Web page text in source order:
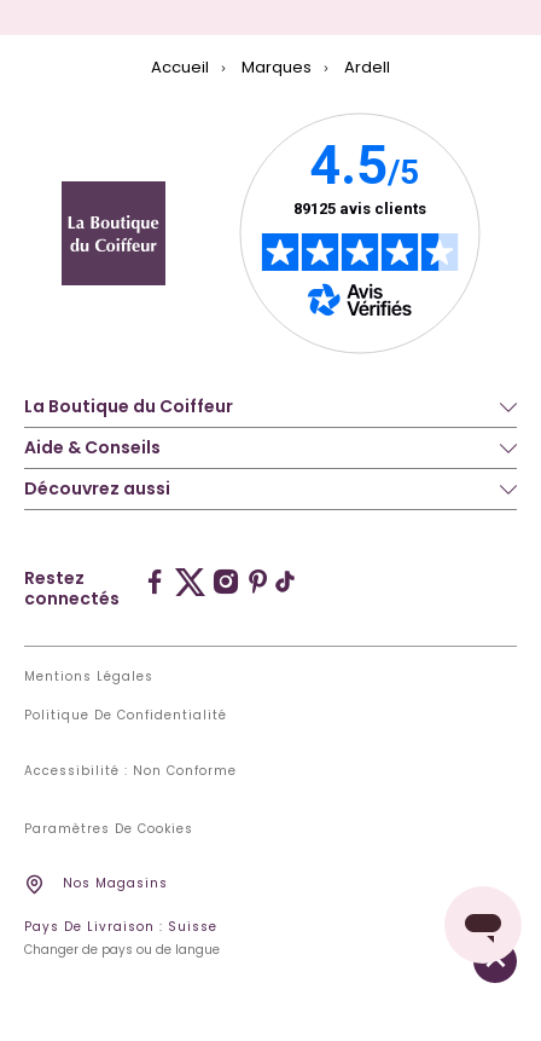
Accueil Marques Ardell
La Boutique du Coiffeur
Aide & Conseils
Découvrez aussi
Restez
connectés
Mentions Légales
Politique De Confidentialité
Accessibilité : Non Conforme
Paramètres De Cookies
Nos Magasins
Pays De Livraison : Suisse
Changer de pays ou de langue